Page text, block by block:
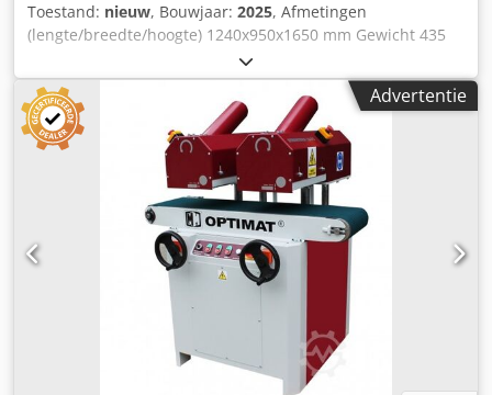
Toestand: nieuw, Bouwjaar: 2025, Afmetingen
(lengte/breedte/hoogte) 1240x950x1650 mm Gewicht 435
kg Totaal benodigd vermogen 4,65 kW Borstelmachine
RUSTOMAX 300 DELUXE - Werkbreedte 300 mm -
Werkhoogte max. 300mm - Werklengte 1100 mm -
Borsteldiameter 190 mm - Borstelsnelheid 1500 tpm -
Borstelgatdiameter 40 mm - twee borstelunits inclusief
borstel - Voedingssnelheid traploos instelbaar tot 10
m/min. - Werkhoogte 940 mm - Inlaatsproeier diameter 2 x
120 mm - Motorvermogen borstelunits 2 x 2,2 KW -
Motorvermogen 0,25 KW - Totaal vermogen 4,65 kW -
Spanning 400 V/ 50 Hz - inclusief 2 borstels voor het
structureren van hard- en zachthout - eenvoudige
hoogteverstelling via handwiel - Werkstukspanning door
rubberen drukrollen - Totale afmetingen L= 1240 mm, B=
950 mm, H= 1650 mm - Gewicht 435 kg Chsdpov A Hdcofx
Advertentie